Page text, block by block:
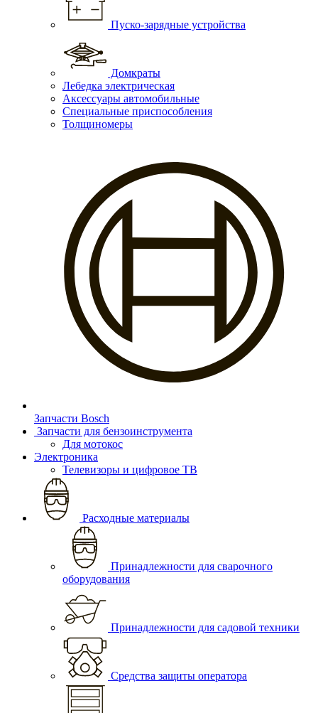
Пуско-зарядные устройства
Домкраты
Лебедка электрическая
Аксессуары автомобильные
Специальные приспособления
Толщиномеры
Запчасти Bosch
Запчасти для бензоинструмента
Для мотокос
Электроника
Телевизоры и цифровое ТВ
Расходные материалы
Принадлежности для сварочного
оборудования
Принадлежности для садовой техники
Средства защиты оператора